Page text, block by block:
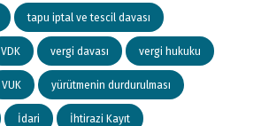
tapu iptal ve tescil davası
VDK vergi davası vergi hukuku
VUK yürütmenin durdurulması
İdari İhtirazi Kayıt